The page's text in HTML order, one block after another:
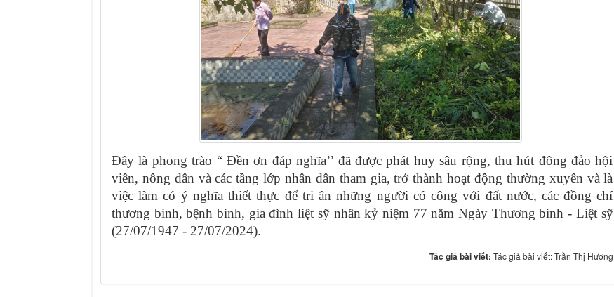
Đây là phong trào “ Đền ơn đáp nghĩa’’ đã được phát huy sâu rộng, thu hút đông đảo hội
viên, nông dân và các tầng lớp nhân dân tham gia, trở thành hoạt động thường xuyên và là
việc làm có ý nghĩa thiết thực để tri ân những người có công với đất nước, các đồng chí
thương binh, bệnh binh, gia đình liệt sỹ nhân kỷ niệm 77 năm Ngày Thương binh - Liệt sỹ
(27/07/1947 - 27/07/2024).
Tác giả bài viết: Tác giả bài viết: Trần Thị Hương